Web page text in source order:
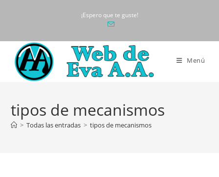
¡Espero que te guste!
Menú
tipos de mecanismos
> Todas las entradas > tipos de mecanismos